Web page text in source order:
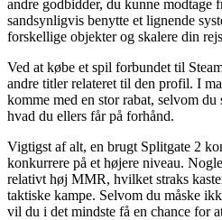
andre godbidder, du kunne modtage
sandsynligvis benytte et lignende
forskellige objekter og skalere din
Ved at købe et spil forbundet til
andre titler relateret til den profil. I
komme med en stor rabat, selvom
hvad du ellers får på forhånd.
Vigtigst af alt, en brugt Splitgate 2
konkurrere på et højere niveau.
relativt høj MMR, hvilket straks
taktiske kampe. Selvom du måske
vil du i det mindste få en chance for